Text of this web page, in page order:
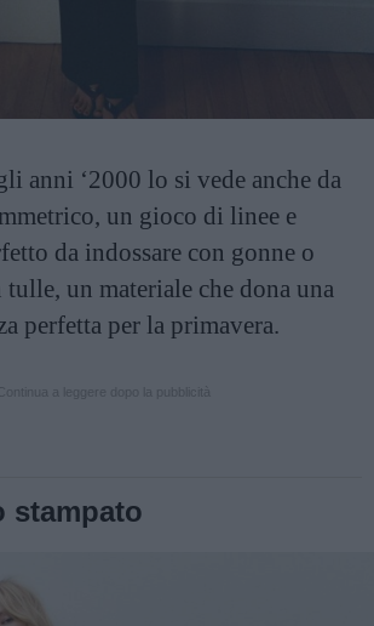
anni ‘2000 lo si vede anche da
un gioco di linee e
da indossare con gonne o
un materiale che dona una
perfetta per la primavera.
stampato